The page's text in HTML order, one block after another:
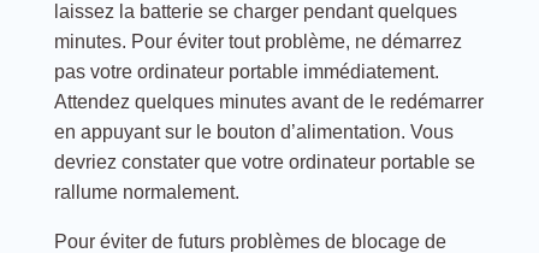
laissez la batterie se charger pendant quelques
minutes. Pour éviter tout problème, ne démarrez
pas votre ordinateur portable immédiatement.
Attendez quelques minutes avant de le redémarrer
en appuyant sur le bouton d’alimentation. Vous
devriez constater que votre ordinateur portable se
rallume normalement.
Pour éviter de futurs problèmes de blocage de